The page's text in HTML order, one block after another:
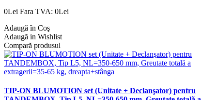
0Lei Fara TVA: 0Lei
Adaugă în Coş
Adaugă in Wishlist
Compară produsul
TIP-ON BLUMOTION set (Unitate + Declanşator) pentru